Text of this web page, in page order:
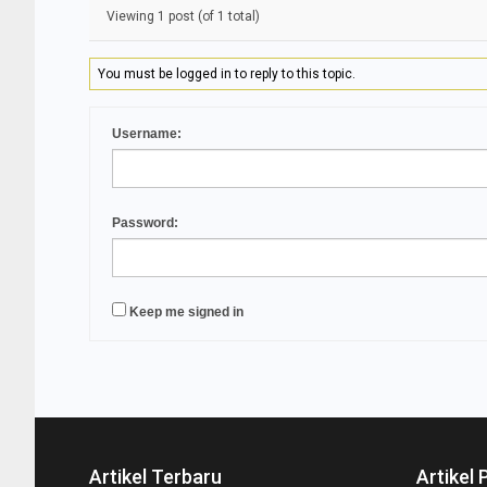
Viewing 1 post (of 1 total)
You must be logged in to reply to this topic.
Username:
Password:
Keep me signed in
Artikel Terbaru Artikel